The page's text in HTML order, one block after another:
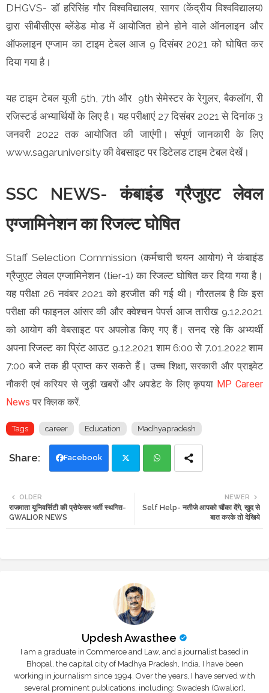
DHGVS- डॉ हरिसिंह गौर विश्वविद्यालय, सागर (केंद्रीय विश्वविद्यालय)
द्वारा सीबीसीएस ब्लेंडेड मोड में आयोजित होने होने वाले ऑनलाइन और
ऑफलाइन एग्जाम का टाइम टेबल आज 9 दिसंबर 2021 को घोषित कर
दिया गया है।
यह टाइम टेबल यूजी 5th, 7th और 9th सेमेस्टर के रेगुलर, बैकलॉग, री
रजिस्टर्ड अभ्यार्थियों के लिए है। यह परीक्षाएं 27 दिसंबर 2021 से दिनांक 3
जनवरी 2022 तक आयोजित की जाएंगी। संपूर्ण जानकारी के लिए
www.sagaruniversity की वेबसाइट पर डिटेलड टाइम टेबल देखें।
SSC NEWS- कंबाइंड ग्रैजुएट लेवल
एग्जामिनेशन का रिजल्ट घोषित
Staff Selection Commission (कर्मचारी चयन आयोग) ने कंबाइंड
ग्रैजुएट लेवल एग्जामिनेशन (tier-1) का रिजल्ट घोषित कर दिया गया है।
यह परीक्षा 26 नवंबर 2021 को हरजीत की गई थी। गौरतलब है कि इस
परीक्षा की फाइनल आंसर की और क्वेश्चन पेपर्स आज तारीख 9.12.2021
को आयोग की वेबसाइट पर अपलोड किए गए हैं। सनद रहे कि अभ्यर्थी
अपना रिजल्ट का प्रिंट आउट 9.12.2021 शाम 6:00 से 7.01.2022 शाम
7:00 बजे तक ही प्राप्त कर सकते हैं। उच्च शिक्षा, सरकारी और प्राइवेट
नौकरी एवं करियर से जुड़ी खबरों और अपडेट के लिए कृपया MP Career
News पर क्लिक करें.
Tags career Education Madhyapradesh
Facebook
tte ats
NEWER
Self Help- नतीजे आपको चौंका देंगे, खुद से
बात करके तो देखिये
OLDER
राजमाता यूनिवर्सिटी की प्रोफेसर भर्ती स्थगित-
GWALIOR NEWS
Updesh Awasthee
I am a graduate in Commerce and Law, and a journalist based in
Bhopal, the capital city of Madhya Pradesh, India. I have been
working in journalism since 1994. Over the years, I have served with
several prominent publications, including: Swadesh (Gwalior),